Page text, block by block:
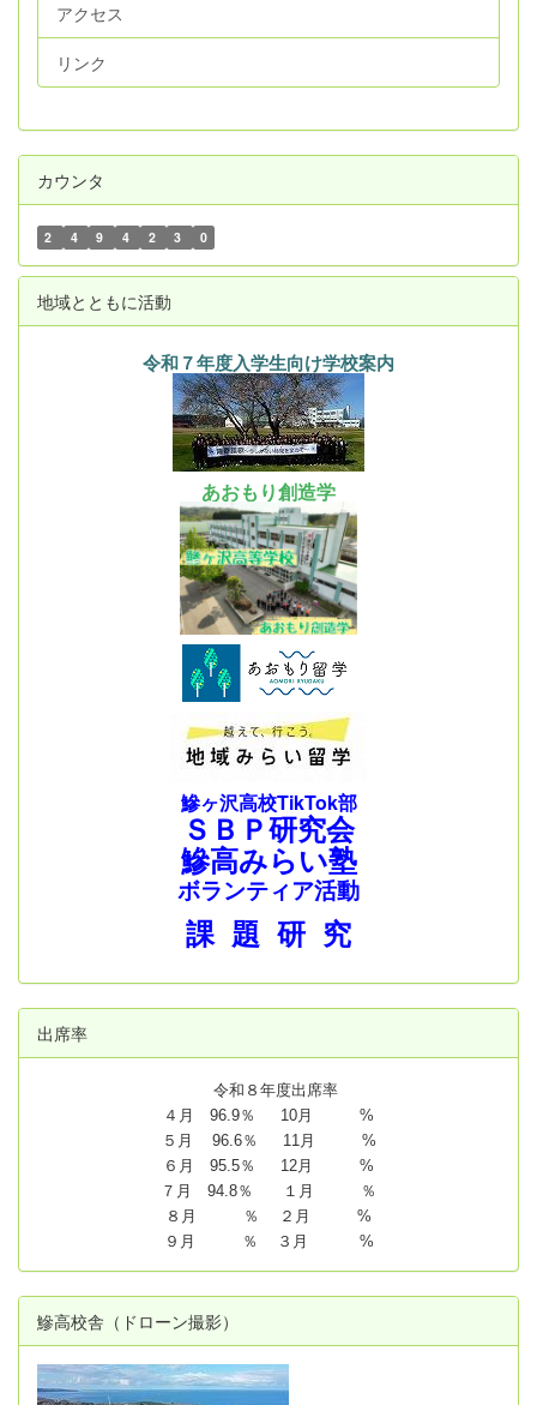
アクセス
リンク
カウンタ
2 4 9 4 2 3 0
地域とともに活動
令和７年度入学生向け学校案内
あおもり創造学
鰺ヶ沢高校TikTok部
ＳＢＰ研究会
鰺高みらい塾
ボランティア活動
課 題 研 究
出席率
令和８年度出席率
４月 96.9％ 10月 %
５月 96.6％ 11月 %
６月 95.5％ 12月 %
７月 94.8％ １月 ％
８月 ％ ２月 %
９月 ％ ３月 %
鰺高校舎（ドローン撮影）